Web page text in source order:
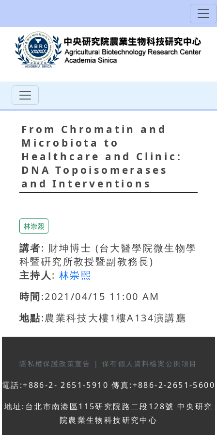
From Chromatin and
Microbiota to
Healthcare and Clinic:
DNA Topoisomerases
and Interventions
林崇熙
講者: 財坤博士 (台大醫學院微生物學
科暨硏究所教授暨副教務長)
主持人:林崇熙
時間:2021/04/15 11:00 AM
地點:農業科技大樓1樓A134演講廳
隱私權保護政策宣告 | 保有個人資料檔案公開項目
電話:+886-2- 2651-5910 傳真:+886-2-2651-5600
地址:台北市南港區115研究院路二段128號 中央研究
院農業生物科技研究中心